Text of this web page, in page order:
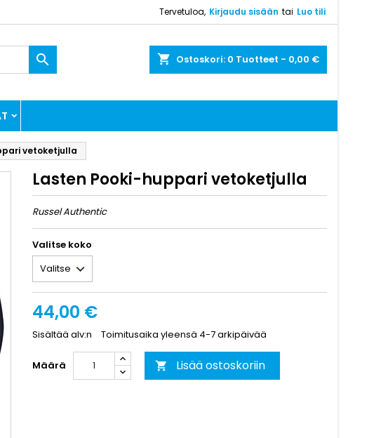
Tervetuloa, Kirjaudu sisään tai Luo tili
shopping_cart Ostoskori: 0 Tuotteet - 0,00 €

vetoketjulla
Lasten Pooki-huppari vetoketjulla
Russel Authentic
Valitse koko
44,00 €
Sisältää alv:n Toimitusaika yleensä 4-7 arkipäivää
Määrä  Lisää ostoskoriin